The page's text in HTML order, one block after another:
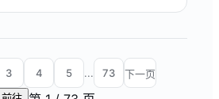
3 4 5 ... 73 下一页